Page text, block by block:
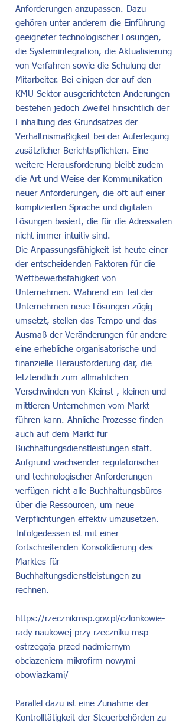
Anforderungen anzupassen. Dazu
gehören unter anderem die Einführung
geeigneter technologischer Lösungen,
die Systemintegration, die Aktualisierung
von Verfahren sowie die Schulung der
Mitarbeiter. Bei einigen der auf den
KMU-Sektor ausgerichteten Änderungen
bestehen jedoch Zweifel hinsichtlich der
Einhaltung des Grundsatzes der
Verhältnismäßigkeit bei der Auferlegung
zusätzlicher Berichtspflichten. Eine
weitere Herausforderung bleibt zudem
die Art und Weise der Kommunikation
neuer Anforderungen, die oft auf einer
komplizierten Sprache und digitalen
Lösungen basiert, die für die Adressaten
nicht immer intuitiv sind.
Die Anpassungsfähigkeit ist heute einer
der entscheidenden Faktoren für die
Wettbewerbsfähigkeit von
Unternehmen. Während ein Teil der
Unternehmen neue Lösungen zügig
umsetzt, stellen das Tempo und das
Ausmaß der Veränderungen für andere
eine erhebliche organisatorische und
finanzielle Herausforderung dar, die
letztendlich zum allmählichen
Verschwinden von Kleinst-, kleinen und
mittleren Unternehmen vom Markt
führen kann. Ähnliche Prozesse finden
auch auf dem Markt für
Buchhaltungsdienstleistungen statt.
Aufgrund wachsender regulatorischer
und technologischer Anforderungen
verfügen nicht alle Buchhaltungsbüros
über die Ressourcen, um neue
Verpflichtungen effektiv umzusetzen.
Infolgedessen ist mit einer
fortschreitenden Konsolidierung des
Marktes für
Buchhaltungsdienstleistungen zu
rechnen.
https://rzecznikmsp.gov.pl/czlonkowie-
rady-naukowej-przy-rzeczniku-msp-
ostrzegaja-przed-nadmiernym-
obciazeniem-mikrofirm-nowymi-
obowiazkami/
Parallel dazu ist eine Zunahme der
Kontrolltätigkeit der Steuerbehörden zu